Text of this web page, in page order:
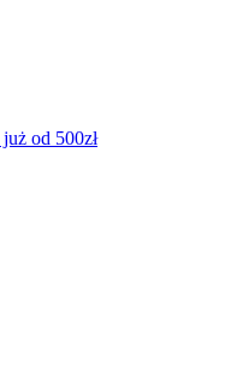
od 500zł